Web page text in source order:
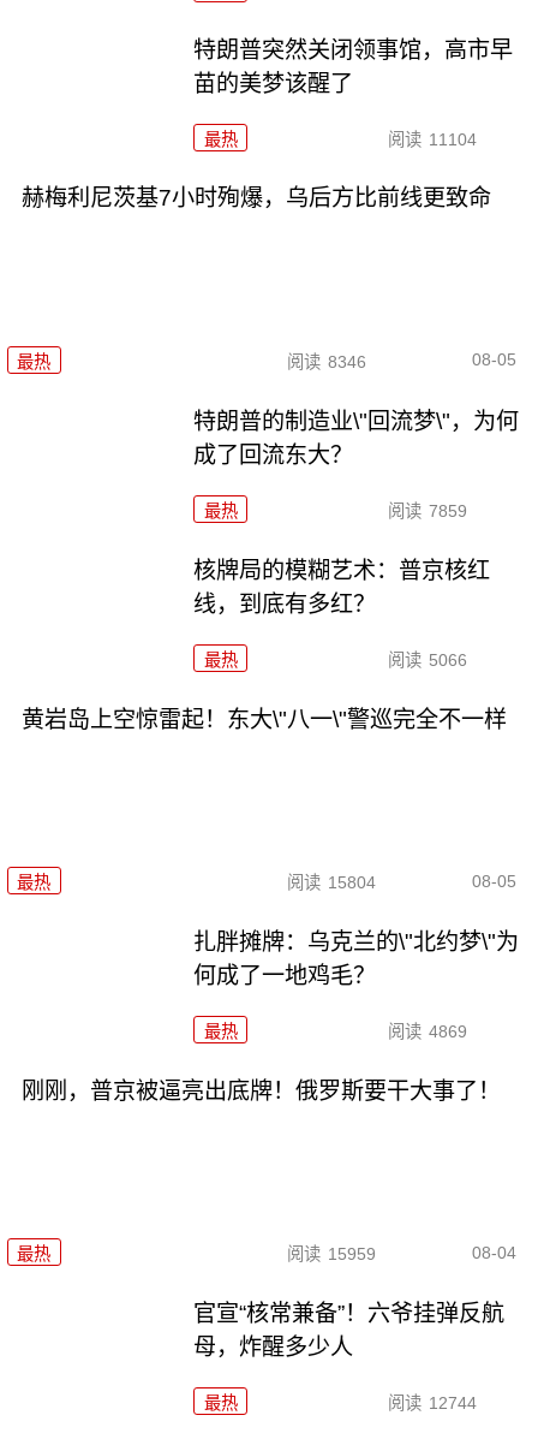
特朗普突然关闭领事馆，高市早
苗的美梦该醒了
最热 阅读 11104
赫梅利尼茨基7小时殉爆，乌后方比前线更致命
最热 阅读 8346 08-05
特朗普的制造业\"回流梦\"，为何
成了回流东大？
最热 阅读 7859
核牌局的模糊艺术：普京核红
线，到底有多红？
最热 阅读 5066
黄岩岛上空惊雷起！东大\"八一\"警巡完全不一样
最热 阅读 15804 08-05
扎胖摊牌：乌克兰的\"北约梦\"为
何成了一地鸡毛？
最热 阅读 4869
刚刚，普京被逼亮出底牌！俄罗斯要干大事了！
最热 阅读 15959 08-04
官宣“核常兼备”！六爷挂弹反航
母，炸醒多少人
最热 阅读 12744